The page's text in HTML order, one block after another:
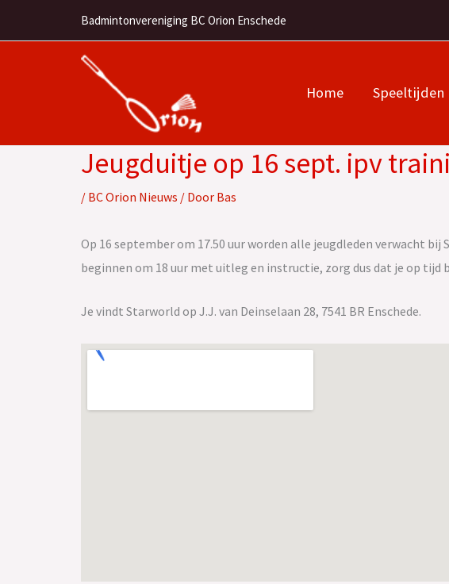
Badmintonvereniging BC Orion Enschede
Home Speeltijden
Jeugduitje op 16 sept. ipv
/ BC Orion Nieuws / Door Bas
Op 16 september om 17.50 uur worden alle jeugdleden verwacht
beginnen om 18 uur met uitleg en instructie, zorg dus dat je op
Je vindt Starworld op J.J. van Deinselaan 28, 7541 BR Enschede.